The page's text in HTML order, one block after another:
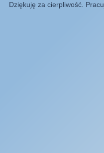
Dziękuję za cierpliwość.